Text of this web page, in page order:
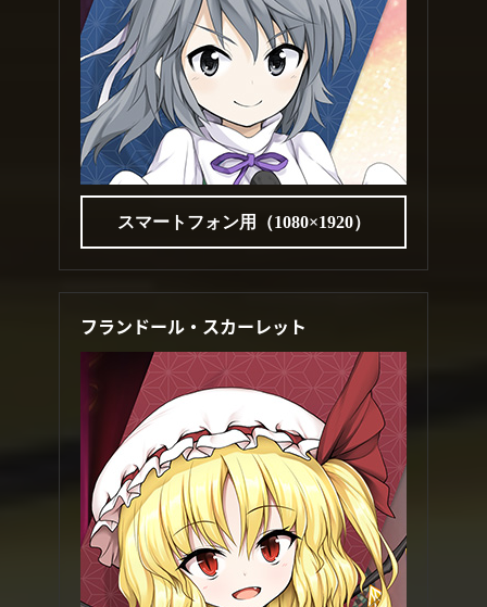
スマートフォン用（1080×1920）
フランドール・スカーレット